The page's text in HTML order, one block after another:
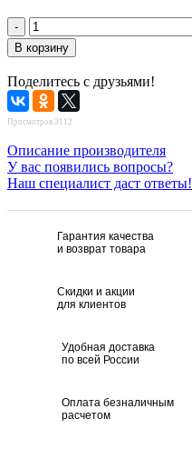
Поделитесь с друзьями!
Просмотров 3112
Описание производителя
У вас появились вопросы?
Наш специалист даст ответы!
Гарантия качества
и возврат товара
Скидки и акции
для клиентов
Удобная доставка
по всей России
Оплата безналичным
расчетом